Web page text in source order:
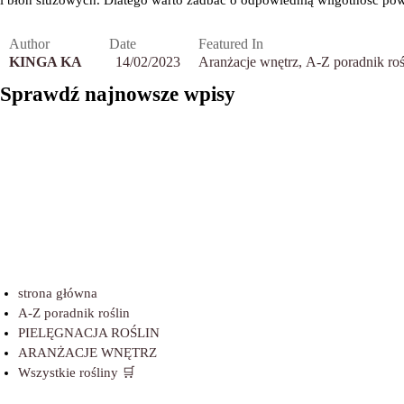
Author
KINGA KA
Date
14/02/2023
Featured In
Aranżacje wnętrz A-Z poradnik
Sprawdź najnowsze wpisy
Szukasz Promocji
Specjalnych dla
strona główna
A-Z poradnik roślin
PIELĘGNACJA ROŚLIN
ARANŻACJE WNĘTRZ
Wszystkie rośliny 🛒